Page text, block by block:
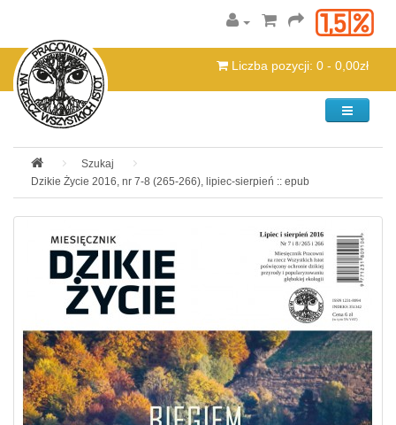
Liczba pozycji: 0 - 0,00zł
Kategorie
Szukaj
Dzikie Życie 2016, nr 7-8 (265-266), lipiec-sierpień :: epub